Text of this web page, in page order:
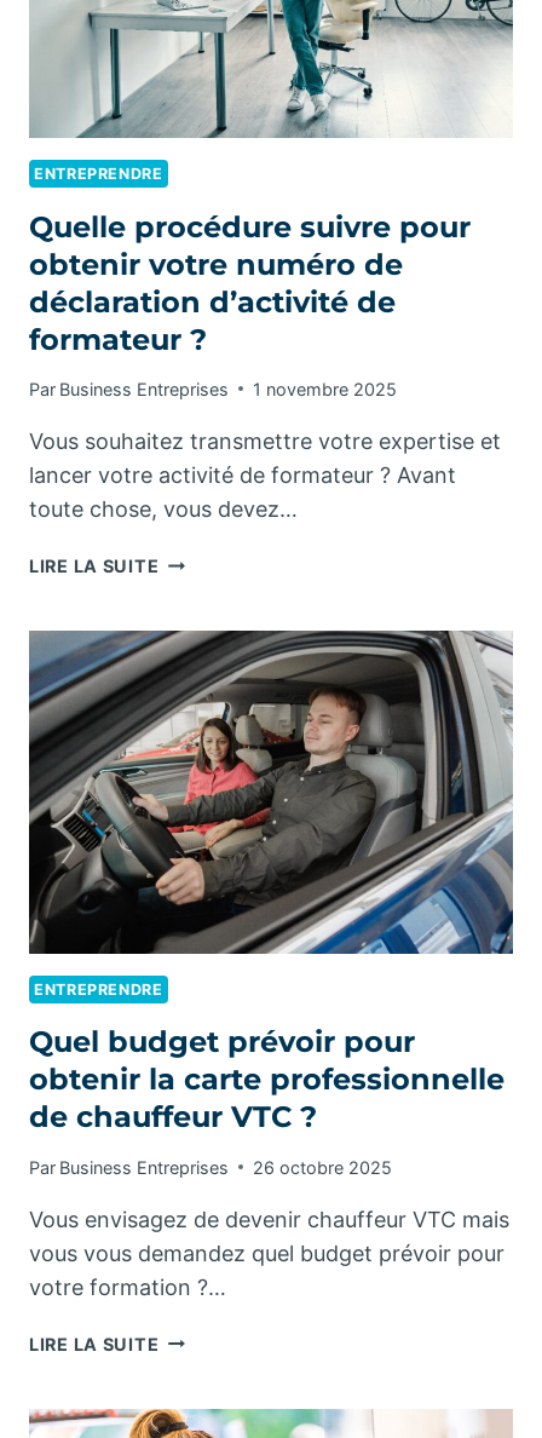
PERFORMANCE
COLLECTIVE
ENTREPRENDRE
Quelle procédure suivre pour
obtenir votre numéro de
déclaration d’activité de
formateur ?
Par Business Entreprises 1 novembre 2025
Vous souhaitez transmettre votre expertise et
lancer votre activité de formateur ? Avant
toute chose, vous devez…
LIRE LA SUITE QUELLE
POUR
OBTENIR
VOTRE
NUMÉRO
DE
DÉCLARATION
D’ACTIVITÉ
DE
FORMATEUR
?
ENTREPRENDRE
Quel budget prévoir pour
obtenir la carte professionnelle
de chauffeur VTC ?
Par Business Entreprises 26 octobre 2025
Vous envisagez de devenir chauffeur VTC mais
vous vous demandez quel budget prévoir pour
votre formation ?…
LIRE LA SUITE QUEL
POUR